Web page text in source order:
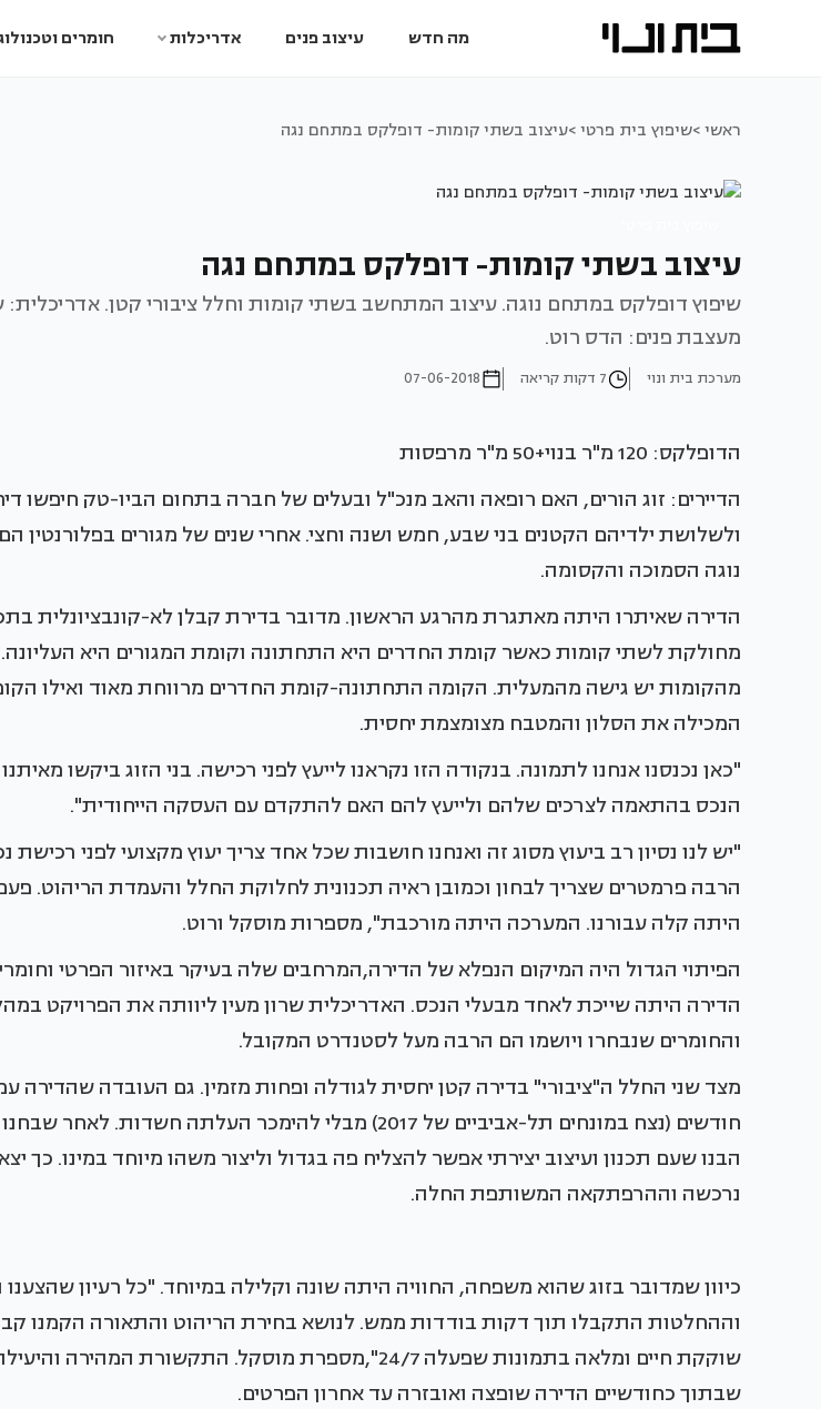
מה חדש עיצוב פנים אדריכלות חומרים
ראשי >שיפוץ בית פרטי >עיצוב בשתי קומות- דופלקס במתחם נגה
עיצוב בשתי קומות- דופלקס במתחם נגה
שיפוץ דופלקס במתחם נוגה. עיצוב המתחשב בשתי קומות וחלל ציבורי קטן. אדריכלית:
מעצבת פנים: הדס רוט.
מערכת בית ונוי 7 דקות קריאה 07-06-2018
הדופלקס: 120 מ"ר בנוי+50 מ"ר מרפסות
הדיירים: זוג הורים, האם רופאה והאב מנכ"ל ובעלים של חברה בתחום הביו-טק חיפשו
ולשלושת ילדיהם הקטנים בני שבע, חמש ושנה וחצי. אחרי שנים של מגורים בפלורנטין
נוגה הסמוכה והקסומה.
הדירה שאיתרו היתה מאתגרת מהרגע הראשון. מדובר בדירת קבלן לא-קונבציונלית
מחולקת לשתי קומות כאשר קומת החדרים היא התחתונה וקומת המגורים היא
מהקומות יש גישה מהמעלית. הקומה התחתונה-קומת החדרים מרווחת מאוד ואילו
המכילה את הסלון והמטבח מצומצמת יחסית.
"כאן נכנסנו אנחנו לתמונה. בנקודה הזו נקראנו לייעץ לפני רכישה. בני הזוג ביקשו
הנכס בהתאמה לצרכים שלהם ולייעץ להם האם להתקדם עם העסקה הייחודית".
"יש לנו נסיון רב ביעוץ מסוג זה ואנחנו חושבות שכל אחד צריך יעוץ מקצועי לפני רכישת
הרבה פרמטרים שצריך לבחון וכמובן ראיה תכנונית לחלוקת החלל והעמדת הריהוט.
היתה קלה עבורנו. המערכה היתה מורכבת", מספרות מוסקל ורוט.
הפיתוי הגדול היה המיקום הנפלא של הדירה,המרחבים שלה בעיקר באיזור הפרטי
הדירה היתה שייכת לאחד מבעלי הנכס. האדריכלית שרון מעין ליוותה את הפרויקט
והחומרים שנבחרו ויושמו הם הרבה מעל לסטנדרט המקובל.
מצד שני החלל ה"ציבורי" בדירה קטן יחסית לגודלה ופחות מזמין. גם העובדה שהדירה
חודשים (נצח במונחים תל-אביביים של 2017) מבלי להימכר העלתה חשדות.
הבנו שעם תכנון ועיצוב יצירתי אפשר להצליח פה בגדול וליצור משהו מיוחד במינו. כך
נרכשה וההרפתקאה המשותפת החלה.
כיוון שמדובר בזוג שהוא משפחה, החוויה היתה שונה וקלילה במיוחד. "כל רעיון
וההחלטות התקבלו תוך דקות בודדות ממש. לנושא בחירת הריהוט והתאורה הקמנו
שוקקת חיים ומלאה בתמונות שפעלה 24/7",מספרת מוסקל. התקשורת
שבתוך כחודשיים הדירה שופצה ואובזרה עד אחרון הפרטים.